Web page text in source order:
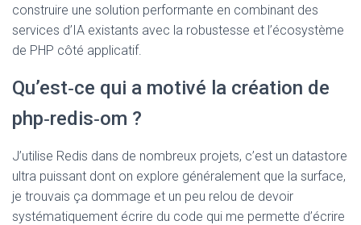
construire une solution performante en combinant des
services d’IA existants avec la robustesse et l’écosystème
de PHP côté applicatif.
Qu’est‑ce qui a motivé la création de
php‑redis‑om ?
J’utilise Redis dans de nombreux projets, c’est un datastore
ultra puissant dont on explore généralement que la surface,
je trouvais ça dommage et un peu relou de devoir
systématiquement écrire du code qui me permette d’écrire